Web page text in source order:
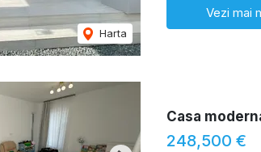
Harta
Vezi mai
Casa
248,500 €